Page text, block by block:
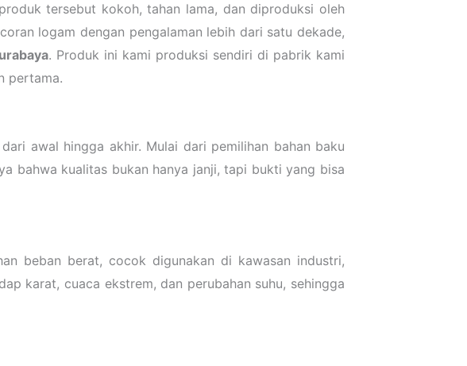
tersebut kokoh, tahan lama, dan diproduksi oleh
logam dengan pengalaman lebih dari satu dekade,
. Produk ini kami produksi sendiri di pabrik kami
pertama.
awal hingga akhir. Mulai dari pemilihan bahan baku
bahwa kualitas bukan hanya janji, tapi bukti yang bisa
beban berat, cocok digunakan di kawasan industri,
karat, cuaca ekstrem, dan perubahan suhu, sehingga